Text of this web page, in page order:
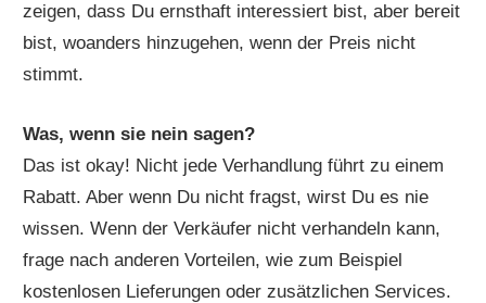
zeigen, dass Du ernsthaft interessiert bist, aber bereit
bist, woanders hinzugehen, wenn der Preis nicht
stimmt.
Was, wenn sie nein sagen?
Das ist okay! Nicht jede Verhandlung führt zu einem
Rabatt. Aber wenn Du nicht fragst, wirst Du es nie
wissen. Wenn der Verkäufer nicht verhandeln kann,
frage nach anderen Vorteilen, wie zum Beispiel
kostenlosen Lieferungen oder zusätzlichen Services.